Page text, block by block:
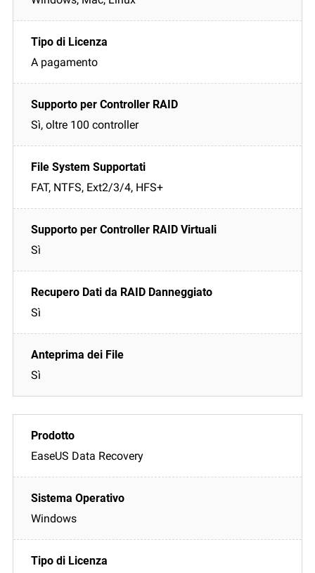
A pagamento
Sì, oltre 100 controller
FAT, NTFS, Ext2/3/4, HFS+
Sì
Sì
Sì
EaseUS Data Recovery
Windows